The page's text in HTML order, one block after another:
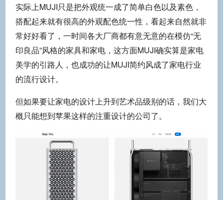
实际上MUJI只是把外观统一成了简单白色以及素色，
搭配起来就有很高的外观配色统一性，看起来自然就非
常好好看了，一时间各大厂商都有意无意的在模仿“无
印良品”风格的家具和家电，这方面MUJI确实算是家电
美学的引路人，也成功的让MUJI简约风成了家电行业
的流行设计。
但如果要让家电的设计上升到艺术品级别的话，我们大
概只能想到苹果这样的注重设计的公司了。